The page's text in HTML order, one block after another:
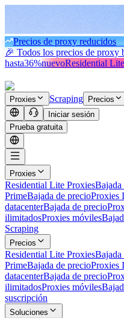
Precios de proxy reducidos
🎉 Todos los precios de
hasta36%nuevoResidential
Proxies Scraping Precios
Iniciar sesión
Prueba gratuita
Proxies
Residential Lite ProxiesBajada
PrimeBajada de precioProxies
datacenterBajada de precio
ilimitadosProxies móviles
Scraping
Precios
Residential Lite ProxiesBajada
PrimeBajada de precioProxies
datacenterBajada de precio
ilimitadosProxies móviles
suscripción
Soluciones